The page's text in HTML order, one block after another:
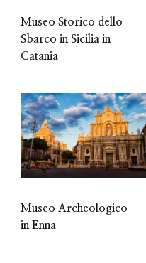
Museo Storico dello
Sbarco in Sicilia in
Catania
Museo Archeologico
in Enna